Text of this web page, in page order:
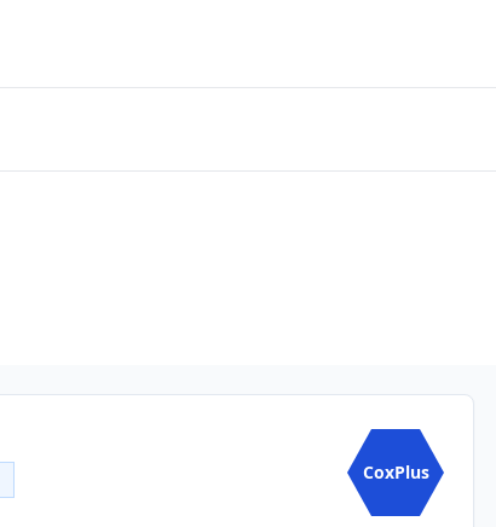
CoxPlus